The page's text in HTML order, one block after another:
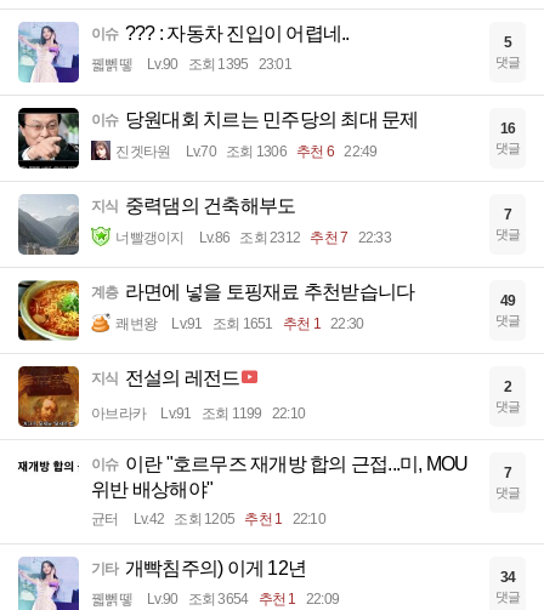
이슈 ??? : 자동차 진입이 어렵네..
꿻뻵뗗 Lv.90 조회 1395 23:01
5
댓글
이슈 당원대회 치르는 민주당의 최대 문제
진겟타원 Lv.70 조회 1306 추천 6 22:49
16
댓글
지식 중력댐의 건축해부도
너빨갱이지 Lv.86 조회 2312 추천 7 22:33
7
댓글
계층 라면에 넣을 토핑재료 추천받습니다
쾌변왕 Lv.91 조회 1651 추천 1 22:30
49
댓글
지식 전설의 레전드
아브라카 Lv.91 조회 1199 22:10
2
댓글
이슈 이란 "호르무즈 재개방 합의 근접...미, MOU
위반 배상해야"
균터 Lv.42 조회 1205 추천 1 22:10
7
댓글
기타 개빡침주의) 이게 12년
꿻뻵뗗 Lv.90 조회 3654 추천 1 22:09
34
댓글